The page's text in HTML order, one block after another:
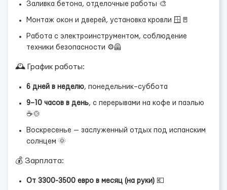
Заливка бетона, отделочные работы 🎨
Монтаж окон и дверей, установка кровли 🪟🚪
Работа с электроинструментом, соблюдение
техники безопасности ⚙️🦺
🕰️ График работы:
6 дней в неделю, понедельник–суббота
9–10 часов в день, с перерывами на кофе и паэлью
☕🍲
Воскресенье — заслуженный отдых под испанским
солнцем 🌞
💰 Зарплата:
От 3300-3500 евро в месяц (на руки) 💶